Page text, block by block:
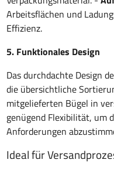
Arbeitsflächen und
Effizienz.
5. Funktionales Design
Das durchdachte Design
die übersichtliche
mitgelieferten Bügel in
genügend Flexibilität, um
Anforderungen
Ideal für